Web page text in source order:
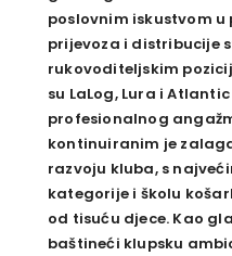
poslovnim iskustvom
prijevoza i distribucije
rukovoditeljskim
su LaLog, Lura i
profesionalnog
kontinuiranim je
razvoju kluba, s
kategorije i školu
od tisuću djece. Kao
baštineći klupsku